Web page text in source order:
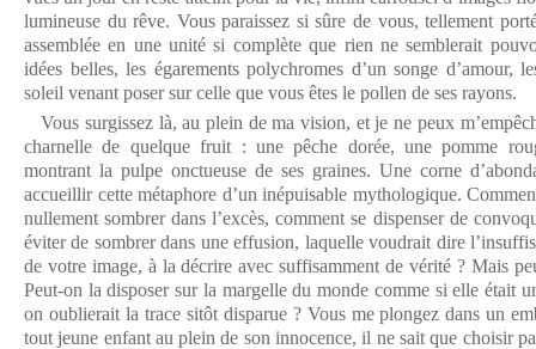
lumineuse du rêve. Vous paraissez si sûre de vous, tellement
assemblée en une unité si complète que rien ne semblerait
idées belles, les égarements polychromes d’un songe d’amour,
soleil venant poser sur celle que vous êtes le pollen de ses rayons.
Vous surgissez là, au plein de ma vision, et je ne peux
charnelle de quelque fruit : une pêche dorée, une pomme
montrant la pulpe onctueuse de ses graines. Une corne
accueillir cette métaphore d’un inépuisable mythologique.
nullement sombrer dans l’excès, comment se dispenser de
éviter de sombrer dans une effusion, laquelle voudrait dire
de votre image, à la décrire avec suffisamment de vérité ? Mais
Peut-on la disposer sur la margelle du monde comme si elle était
on oublierait la trace sitôt disparue ? Vous me plongez dans un
tout jeune enfant au plein de son innocence, il ne sait que choisir